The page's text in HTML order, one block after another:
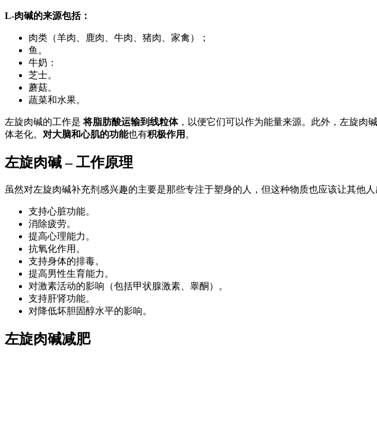
L-肉碱的来源包括：
肉类（羊肉、鹿肉、牛肉、猪肉、家禽）；
鱼。
牛奶：
芝士。
蘑菇。
蔬菜和水果。
左旋肉碱的工作是 将脂肪酸运输到线粒体，以便它们可以作为能量来源。此外，左旋肉
体老化。 对大脑和心肌的功能也有积极作用 。
左旋肉碱 – 工作原理
虽然对左旋肉碱补充剂感兴趣的主要是那些专注于塑身的人，但这种物质也应该让其他
支持心脏功能。
消除疲劳。
提高心理能力。
抗氧化作用。
支持身体的排毒。
提高男性生育能力。
对激素活动的影响（包括甲状腺激素、睾酮）。
支持肝肾功能。
对降低坏胆固醇水平的影响。
左旋肉碱减肥